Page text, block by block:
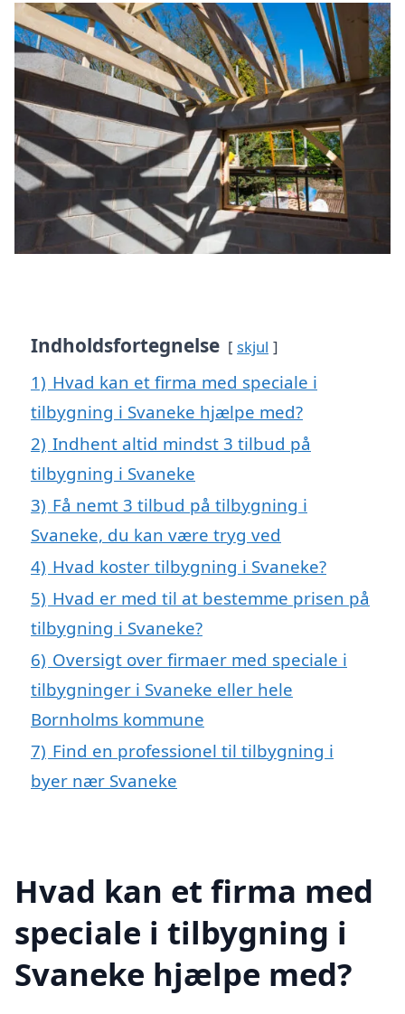
Indholdsfortegnelse skjul
1) Hvad kan et firma med speciale i
tilbygning i Svaneke hjælpe med?
2) Indhent altid mindst 3 tilbud på
tilbygning i Svaneke
3) Få nemt 3 tilbud på tilbygning i
Svaneke, du kan være tryg ved
4) Hvad koster tilbygning i Svaneke?
5) Hvad er med til at bestemme prisen på
tilbygning i Svaneke?
6) Oversigt over firmaer med speciale i
tilbygninger i Svaneke eller hele
Bornholms kommune
7) Find en professionel til tilbygning i
byer nær Svaneke
Hvad kan et firma med
speciale i tilbygning i
Svaneke hjælpe med?